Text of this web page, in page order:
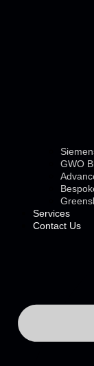
GWO
Services
Contact Us